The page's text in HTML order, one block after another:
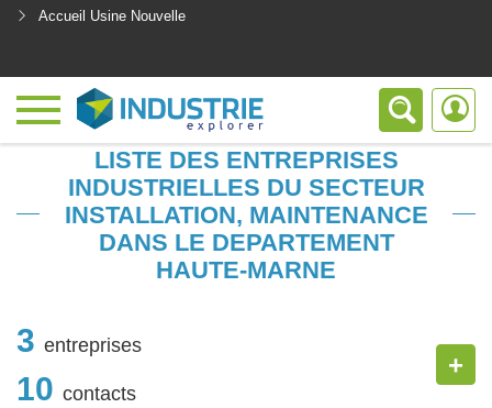
Accueil Usine Nouvelle
LISTE DES ENTREPRISES
INDUSTRIELLES DU SECTEUR
INSTALLATION, MAINTENANCE
DANS LE DEPARTEMENT
HAUTE-MARNE
3 entreprises
10 contacts
+